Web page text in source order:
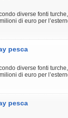
diverse fonti
di euro per
quattro punti di
pesca
diverse fonti
di euro per
quattro punti di
pesca